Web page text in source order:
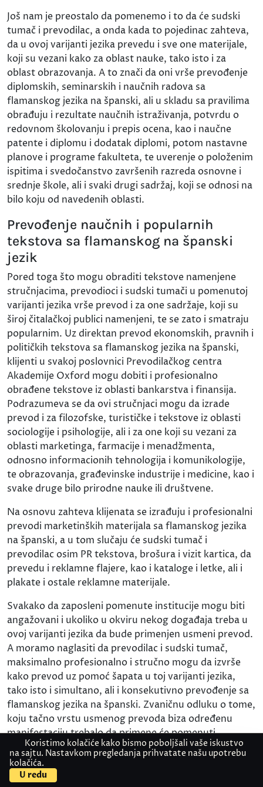
Još nam je preostalo da pomenemo i to da će sudski
tumač i prevodilac, a onda kada to pojedinac zahteva,
da u ovoj varijanti jezika prevedu i sve one materijale,
koji su vezani kako za oblast nauke, tako isto i za
oblast obrazovanja. A to znači da oni vrše prevođenje
diplomskih, seminarskih i naučnih radova sa
flamanskog jezika na španski, ali u skladu sa pravilima
obrađuju i rezultate naučnih istraživanja, potvrdu o
redovnom školovanju i prepis ocena, kao i naučne
patente i diplomu i dodatak diplomi, potom nastavne
planove i programe fakulteta, te uverenje o položenim
ispitima i svedočanstvo završenih razreda osnovne i
srednje škole, ali i svaki drugi sadržaj, koji se odnosi na
bilo koju od navedenih oblasti.
Prevođenje naučnih i popularnih
tekstova sa flamanskog na španski
jezik
Pored toga što mogu obraditi tekstove namenjene
stručnjacima, prevodioci i sudski tumači u pomenutoj
varijanti jezika vrše prevod i za one sadržaje, koji su
široj čitalačkoj publici namenjeni, te se zato i smatraju
popularnim. Uz direktan prevod ekonomskih, pravnih i
političkih tekstova sa flamanskog jezika na španski,
klijenti u svakoj poslovnici Prevodilačkog centra
Akademije Oxford mogu dobiti i profesionalno
obrađene tekstove iz oblasti bankarstva i finansija.
Podrazumeva se da ovi stručnjaci mogu da izrade
prevod i za filozofske, turističke i tekstove iz oblasti
sociologije i psihologije, ali i za one koji su vezani za
oblasti marketinga, farmacije i menadžmenta,
odnosno informacionih tehnologija i komunikologije,
te obrazovanja, građevinske industrije i medicine, kao i
svake druge bilo prirodne nauke ili društvene.
Na osnovu zahteva klijenata se izrađuju i profesionalni
prevodi marketinških materijala sa flamanskog jezika
na španski, a u tom slučaju će sudski tumač i
prevodilac osim PR tekstova, brošura i vizit kartica, da
prevedu i reklamne flajere, kao i kataloge i letke, ali i
plakate i ostale reklamne materijale.
Svakako da zaposleni pomenute institucije mogu biti
angažovani i ukoliko u okviru nekog događaja treba u
ovoj varijanti jezika da bude primenjen usmeni prevod.
A moramo naglasiti da prevodilac i sudski tumač,
maksimalno profesionalno i stručno mogu da izvrše
kako prevod uz pomoć šapata u toj varijanti jezika,
tako isto i simultano, ali i konsekutivno prevođenje sa
flamanskog jezika na španski. Zvaničnu odluku o tome,
koju tačno vrstu usmenog prevoda biza određenu
manifestaciju trebalo da primene će pomenuti
stručnjaci doneti po završetku analize dostupnih
podataka o njenoj organizaciji. Zato bi trebalo svaki
zainteresovani da ih obavesti kako o tome koliko je
Kontaktirajte nas
Koristimo kolačiće kako bismo poboljšali vaše iskustvo
na sajtu. Nastavkom pregledanja prihvatate našu upotrebu
kolačića.
U redu